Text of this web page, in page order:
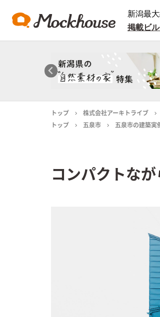
新潟最
掲載ビ
トップ 株式会社アーキトライブ
トップ
五泉市 五泉市の建築実
コンパクトな